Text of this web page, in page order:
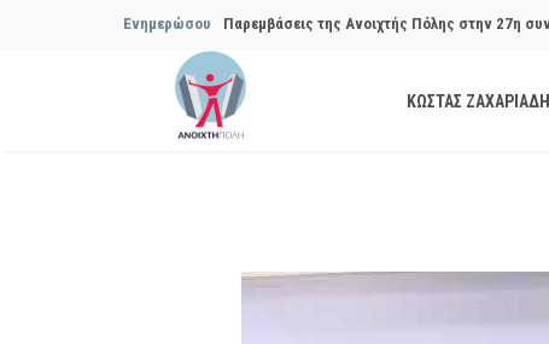
Ενημερώσου
Συμβουλίου του Δήμου…
Παρεμβάσεις της Ανοιχτής Πόλης στην 29η
Θεσμική θωράκιση των εγκύων αιρετών μετά
ΚΩΣΤΑΣ